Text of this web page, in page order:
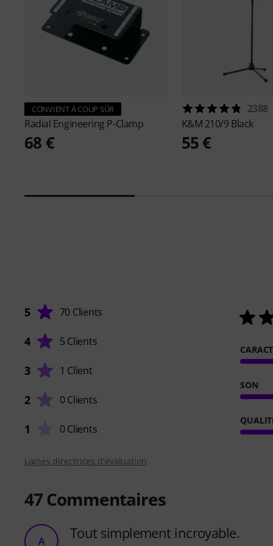
CONVIENT À COUP SÛR
Radial Engineering P-Clamp
68 €
2388
K&M 210/9 Black
55 €
5 70 Clients
4 5 Clients
3 1 Client
2 0 Clients
1 0 Clients
SON
Lignes directrices d'évaluation
47 Commentaires
A Tout simplement incroyable.